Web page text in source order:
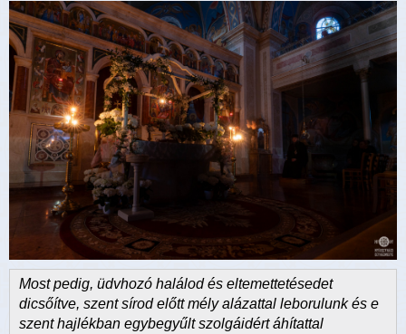
Most pedig, üdvhozó halálod és eltemettetésedet
dicsőítve, szent sírod előtt mély alázattal leborulunk és e
szent hajlékban egybegyűlt szolgáidért áhítattal